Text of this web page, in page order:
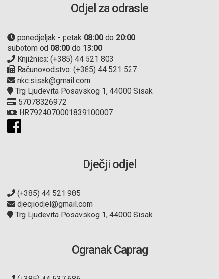
Odjel za odrasle
ponedjeljak - petak 08:00 do 20:00
subotom od 08:00 do 13:00
Knjižnica: (+385) 44 521 803
Računovodstvo: (+385) 44 521 527
nkc.sisak@gmail.com
Trg Ljudevita Posavskog 1, 44000 Sisak
57078326972
HR7924070001839100007
Dječji odjel
(+385) 44 521 985
djecjiodjel@gmail.com
Trg Ljudevita Posavskog 1, 44000 Sisak
Ogranak Caprag